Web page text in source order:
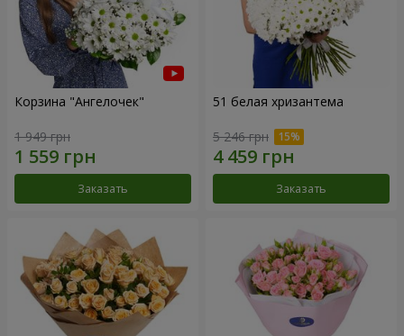
Корзина "Ангелочек"
1 949 грн
Заказать
51 белая хризантема
5 246 грн
Заказать